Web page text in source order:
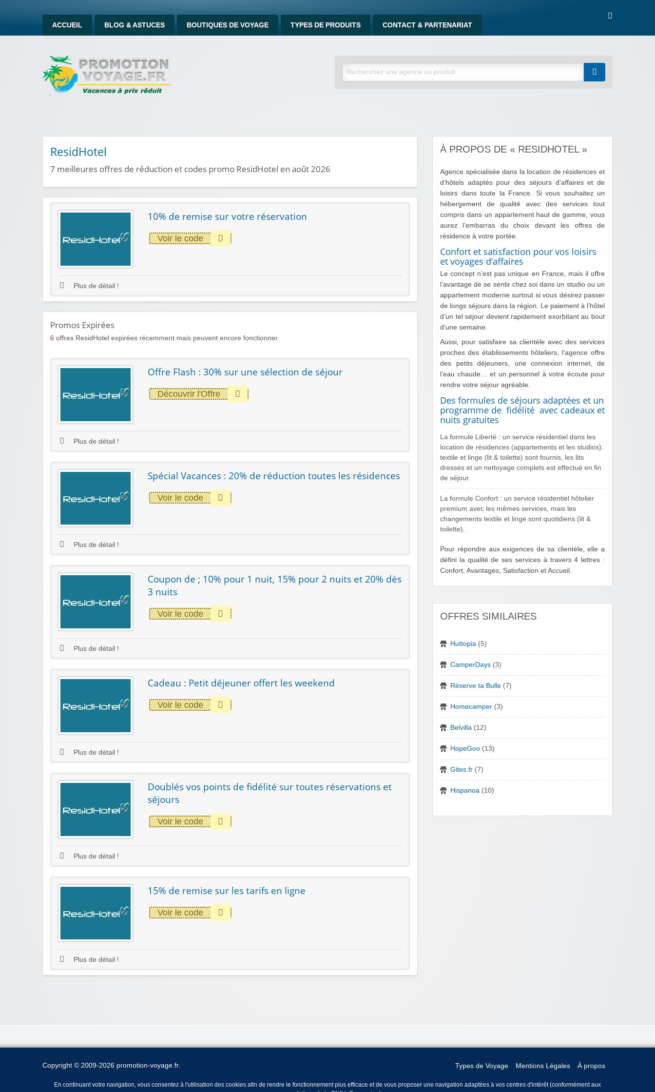
ACCUEIL BLOG & ASTUCES BOUTIQUES DE VOYAGE TYPES DE PRODUITS CONTACT & PARTENARIAT
ResidHotel
7 meilleures offres de réduction et codes promo ResidHotel en août 2026
10% de remise sur votre réservation
Voir le code
Plus de détail !
Promos Expirées
6 offres ResidHotel expirées récemment mais peuvent encore fonctionner.
Offre Flash : 30% sur une sélection de séjour
Découvrir l'Offre
Plus de détail !
Spécial Vacances : 20% de réduction toutes les résidences
Voir le code
Plus de détail !
Coupon de ; 10% pour 1 nuit, 15% pour 2 nuits et 20% dès
3 nuits
Voir le code
Plus de détail !
Cadeau : Petit déjeuner offert les weekend
Voir le code
Plus de détail !
Doublés vos points de fidélité sur toutes réservations et
séjours
Voir le code
Plus de détail !
15% de remise sur les tarifs en ligne
Voir le code
Plus de détail !
À PROPOS DE « RESIDHOTEL »
Agence spécialisée dans la location de résidences et
d’hôtels adaptés pour des séjours d’affaires et de
loisirs dans toute la France. Si vous souhaitez un
hébergement de qualité avec des services tout
compris dans un appartement haut de gamme, vous
aurez l’embarras du choix devant les offres de
résidence à votre portée.
Confort et satisfaction pour vos loisirs
et voyages d’affaires
Le concept n’est pas unique en France, mais il offre
l’avantage de se sentir chez soi dans un studio ou un
appartement moderne surtout si vous désirez passer
de longs séjours dans la région. Le paiement à l’hôtel
d’un tel séjour devient rapidement exorbitant au bout
d’une semaine.
Aussi, pour satisfaire sa clientèle avec des services
proches des établissements hôteliers, l’agence offre
des petits déjeuners, une connexion internet, de
l’eau chaude… et un personnel à votre écoute pour
rendre votre séjour agréable.
Des formules de séjours adaptées et un
programme de fidélité avec cadeaux et
nuits gratuites
La formule Liberté : un service résidentiel dans les
location de résidences (appartements et les studios):
textile et linge (lit & toilette) sont fournis, les lits
dressés et un nettoyage complets est effectué en fin
de séjour.
La formule Confort : un service résidentiel hôtelier
premium avec les mêmes services, mais les
changements textile et linge sont quotidiens (lit &
toilette).
Pour répondre aux exigences de sa clientèle, elle a
défini la qualité de ses services à travers 4 lettres :
Confort, Avantages, Satisfaction et Accueil.
OFFRES SIMILAIRES
Huttopia (5)
CamperDays (3)
Réserve ta Bulle (7)
Homecamper (3)
Belvilla (12)
HopeGoo (13)
Gites.fr (7)
Hispanoa (10)
Copyright © 2009-2026 promotion-voyage.fr. Types de Voyage Mentions Légales À propos
En continuant votre navigation, vous consentez à l'utilisation des cookies afin de rendre le fonctionnement plus efficace et de vous proposer une navigation adaptées à vos centres d'intérêt (conformément aux